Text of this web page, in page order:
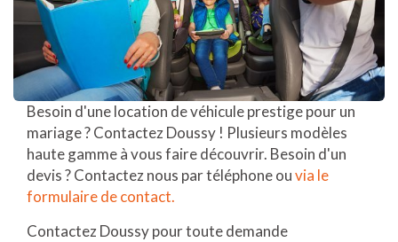
Besoin d'une location de véhicule prestige pour un
mariage ? Contactez Doussy ! Plusieurs modèles
haute gamme à vous faire découvrir. Besoin d'un
devis ? Contactez nous par téléphone ouvia le
formulaire de contact.
Contactez Doussy pour toute demande